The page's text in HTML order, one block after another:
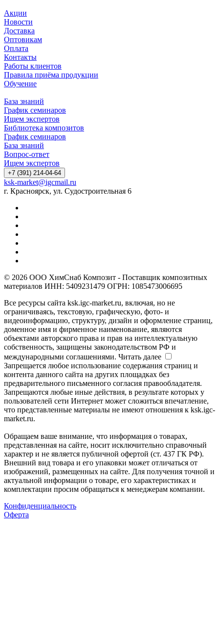
Акции
Новости
Доставка
Оптовикам
Оплата
Контакты
Работы клиентов
Правила приёма продукции
Обучение
База знаний
График семинаров
Ищем экспертов
Библиотека композитов
График семинаров
База знаний
Вопрос-ответ
Ищем экспертов
+7 (391) 214-04-64
ksk-market@igcmail.ru
г. Красноярск, ул. Судостроительная 6
© 2026 ООО ХимСнаб Композит - Поставщик композитных
материалов ИНН: 5409231479 ОГРН: 1085473006695
Все ресурсы сайта ksk.igc-market.ru, включая, но не
ограничиваясь, текстовую, графическую, фото- и
видеоинформацию, структуру, дизайн и оформление страниц,
доменное имя и фирменное наименование, являются
объектами авторского права и прав на интеллектуальную
собственность, защищены законодательством РФ и
международными соглашениями. Читать далее
Запрещается любое использование содержания страниц и
контента данного сайта на других площадках без
предварительного письменного согласия правообладателя.
Запрещаются любые иные действия, в результате которых у
пользователей сети Интернет может сложиться впечатление,
что представленные материалы не имеют отношения к ksk.igc-
market.ru.
Обращаем ваше внимание, что информация о товарах,
представленная на сайте, носит исключительно справочный
характер и не является публичной офертой (ст. 437 ГК РФ).
Внешний вид товара и его упаковки может отличаться от
изображений, размещенных на сайте. Для получения точной и
актуальной информации о товаре, его характеристиках и
комплектации просим обращаться к менеджерам компании.
Конфиденциальность
Оферта